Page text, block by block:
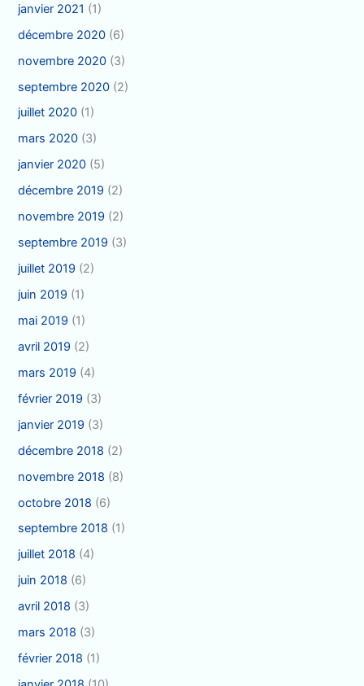
janvier 2021 (1)
décembre 2020 (6)
novembre 2020 (3)
septembre 2020 (2)
juillet 2020 (1)
mars 2020 (3)
janvier 2020 (5)
décembre 2019 (2)
novembre 2019 (2)
septembre 2019 (3)
juillet 2019 (2)
juin 2019 (1)
mai 2019 (1)
avril 2019 (2)
mars 2019 (4)
février 2019 (3)
janvier 2019 (3)
décembre 2018 (2)
novembre 2018 (8)
octobre 2018 (6)
septembre 2018 (1)
juillet 2018 (4)
juin 2018 (6)
avril 2018 (3)
mars 2018 (3)
février 2018 (1)